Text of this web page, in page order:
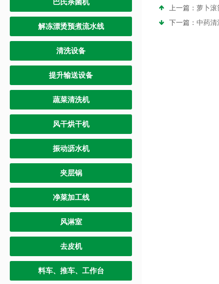
巴氏杀菌机
解冻漂烫预煮流水线
清洗设备
提升输送设备
蔬菜清洗机
风干烘干机
振动沥水机
夹层锅
净菜加工线
风淋室
去皮机
料车、推车、工作台
上一篇： 萝卜滚
下一篇： 中药清